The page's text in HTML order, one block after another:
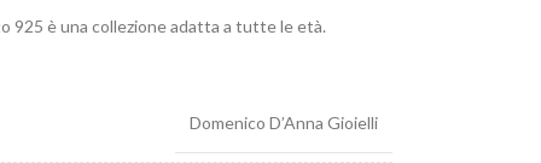
925 è una collezione adatta a tutte le età.
Domenico D’Anna Gioielli